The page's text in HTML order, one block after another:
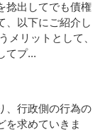
捻出してでも債権
、以下にご紹介し
メリットとして、
てプ...
、行政側の行為の
を求めていきま